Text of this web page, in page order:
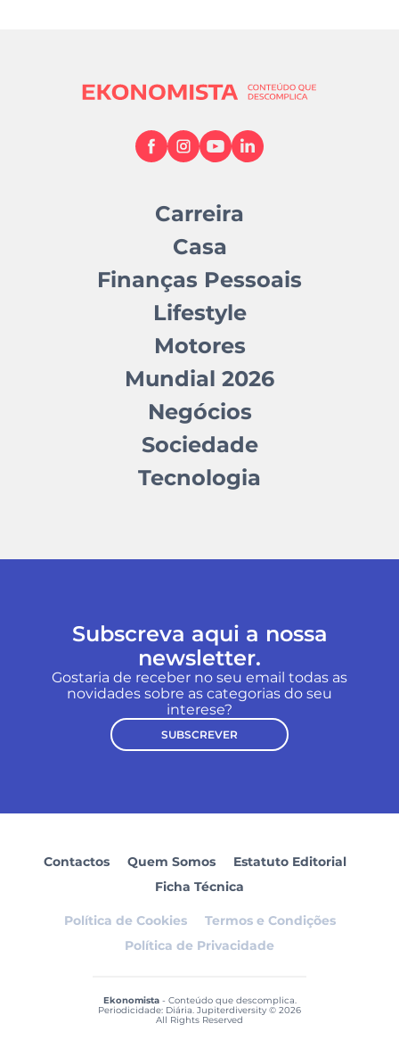
Carreira
Casa
Finanças Pessoais
Lifestyle
Motores
Mundial 2026
Negócios
Sociedade
Tecnologia
Subscreva aqui a nossa
newsletter.
Gostaria de receber no seu email todas as
novidades sobre as categorias do seu
interese?
SUBSCREVER
Contactos Quem Somos
Estatuto Editorial
Ficha Técnica
Política de Cookies
Termos e Condições
Política de Privacidade
Ekonomista- Conteúdo que descomplica.
Periodicidade: Diária. Jupiterdiversity © 2026
All Rights Reserved